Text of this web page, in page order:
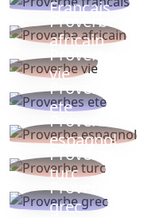
Français
Proverbe
africain
Proverbe
vie
Proverbes
ete
Proverbe
espagnol
Proverbe
turc
Proverbe
grec